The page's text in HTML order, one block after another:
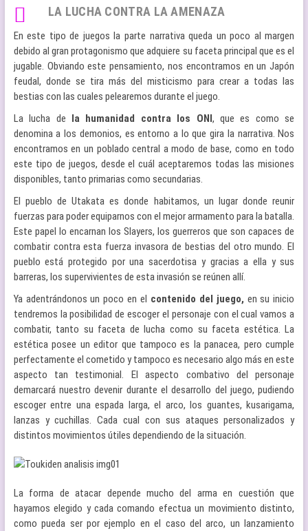
LA LUCHA CONTRA LA AMENAZA
En este tipo de juegos la parte narrativa queda un poco al margen
debido al gran protagonismo que adquiere su faceta principal que es el
jugable. Obviando este pensamiento, nos encontramos en un Japón
feudal, donde se tira más del misticismo para crear a todas las
bestias con las cuales pelearemos durante el juego.
La lucha de la humanidad contra los ONI, que es como se
denomina a los demonios, es entorno a lo que gira la narrativa. Nos
encontramos en un poblado central a modo de base, como en todo
este tipo de juegos, desde el cuál aceptaremos todas las misiones
disponibles, tanto primarias como secundarias.
El pueblo de Utakata es donde habitamos, un lugar donde reunir
fuerzas para poder equiparnos con el mejor armamento para la batalla.
Este papel lo encarnan los Slayers, los guerreros que son capaces de
combatir contra esta fuerza invasora de bestias del otro mundo. El
pueblo está protegido por una sacerdotisa y gracias a ella y sus
barreras, los supervivientes de esta invasión se reúnen allí.
Ya adentrándonos un poco en el contenido del juego, en su inicio
tendremos la posibilidad de escoger el personaje con el cual vamos a
combatir, tanto su faceta de lucha como su faceta estética. La
estética posee un editor que tampoco es la panacea, pero cumple
perfectamente el cometido y tampoco es necesario algo más en este
aspecto tan testimonial. El aspecto combativo del personaje
demarcará nuestro devenir durante el desarrollo del juego, pudiendo
escoger entre una espada larga, el arco, los guantes, kusarigama,
lanzas y cuchillas. Cada cual con sus ataques personalizados y
distintos movimientos útiles dependiendo de la situación.
La forma de atacar depende mucho del arma en cuestión que
hayamos elegido y cada comando efectua un movimiento distinto,
como pueda ser por ejemplo en el caso del arco, un lanzamiento